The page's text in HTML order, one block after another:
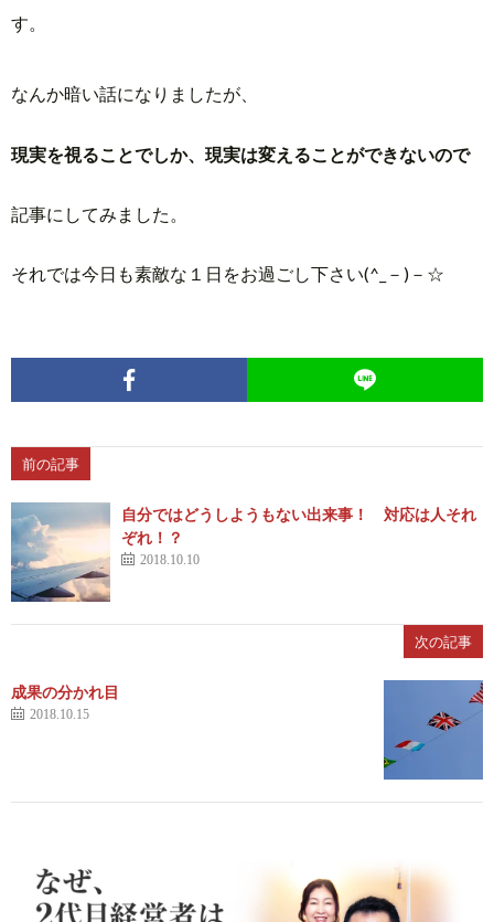
す。
なんか暗い話になりましたが、
現実を視ることでしか、現実は変えることができないので
記事にしてみました。
それでは今日も素敵な１日をお過ごし下さい(^_－)－☆
前の記事
自分ではどうしようもない出来事！ 対応は人それ
ぞれ！？
2018.10.10
次の記事
成果の分かれ目
2018.10.15